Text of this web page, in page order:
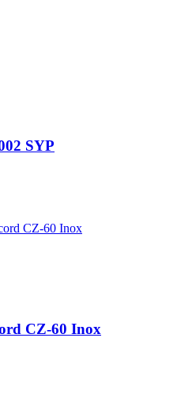
SYP
CZ-60 Inox